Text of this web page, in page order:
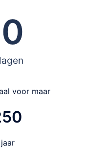
voor maar